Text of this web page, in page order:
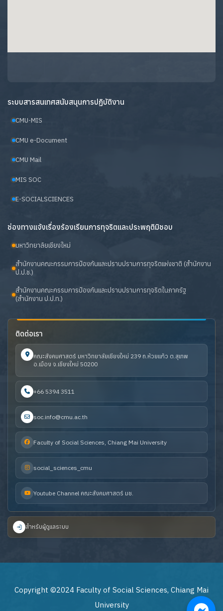
ระบบสารสนเทศสนับสนุนการปฏิบัติงาน
CMU-MIS
CMU e-Document
CMU Mail
MIS SOC
E-SOCIALSCIENCES
ช่องทางแจ้งเรื่องร้องเรียนการทุจริตและประพฤติมิชอบ
มหาวิทยาลัยเชียงใหม่
สำนักงานคณะกรรมการป้องกันและปราบปรามการทุจริตแห่งชาติ (สำนักงาน
ป.ป.ช.)
สำนักงานคณะกรรมการป้องกันและปราบปรามการทุจริตในภาครัฐ
(สำนักงาน ป.ป.ท.)
ติดต่อเรา
คณะสังคมศาสตร์ มหาวิทยาลัยเชียงใหม่ 239 ถ.ห้วยแก้ว ต.สุเทพ
อ.เมือง จ.เชียงใหม่ 50200
+66 5394 3511
soc.info@cmu.ac.th
Faculty of Social Sciences, Chiang Mai University
social_sciences_cmu
Youtube Channel คณะสังคมศาสตร์ มช.
สำหรับผู้ดูแลระบบ
Copyright ©2024 Faculty of Social Sciences, Chiang Mai
University